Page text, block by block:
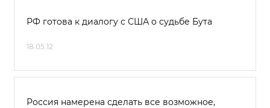
РФ готова к диалогу с США о судьбе Бута
18.05.12
Россия намерена сделать все возможное,